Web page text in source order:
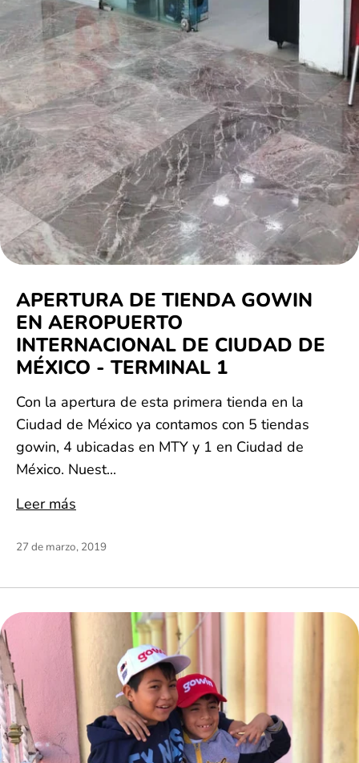
APERTURA DE TIENDA GOWIN
EN AEROPUERTO
INTERNACIONAL DE CIUDAD DE
MÉXICO - TERMINAL 1
Con la apertura de esta primera tienda en la
Ciudad de México ya contamos con 5 tiendas
gowin, 4 ubicadas en MTY y 1 en Ciudad de
México. Nuest...
Leer más
27 de marzo, 2019